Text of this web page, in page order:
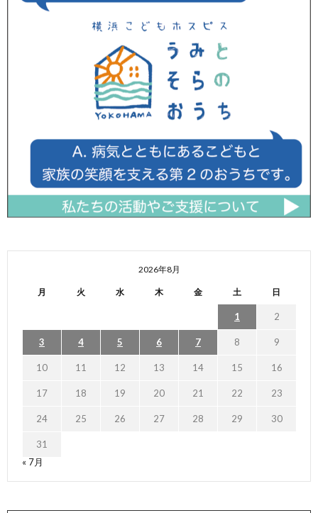
2026年8月
月 火 水 木 金 土 日
1 2
3 4 5 6 7 8 9
10 11 12 13 14 15 16
17 18 19 20 21 22 23
24 25 26 27 28 29 30
31
« 7月